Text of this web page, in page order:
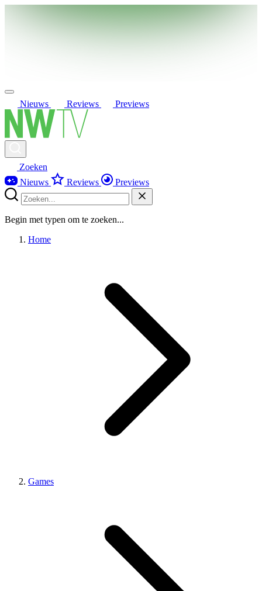
Nieuws Reviews Previews
Zoeken
Nieuws
Reviews Previews
Begin met typen om te zoeken...
Home
Games